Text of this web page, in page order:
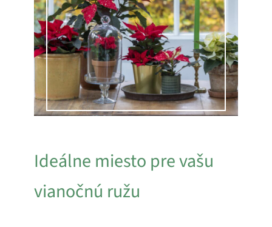
Ideálne miesto pre vašu
vianočnú ružu